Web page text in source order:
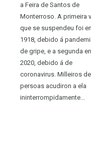
a Feira de Santos de
Monterroso. A primeira
que se suspendeu foi en
1918, debido á
de gripe, e a segunda en
2020, debido á de
coronavirus. Milleiros de
persoas acudiron a ela
ininterrompidamente...